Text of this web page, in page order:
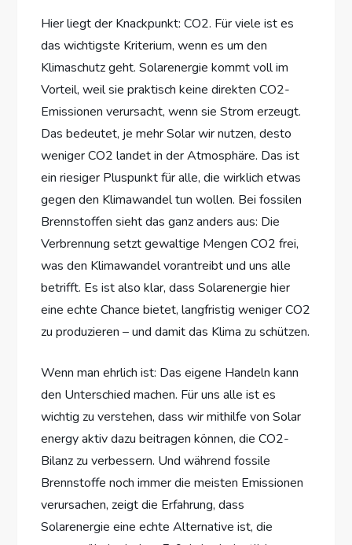
Hier liegt der Knackpunkt: CO2. Für viele ist es
das wichtigste Kriterium, wenn es um den
Klimaschutz geht. Solarenergie kommt voll im
Vorteil, weil sie praktisch keine direkten CO2-
Emissionen verursacht, wenn sie Strom erzeugt.
Das bedeutet, je mehr Solar wir nutzen, desto
weniger CO2 landet in der Atmosphäre. Das ist
ein riesiger Pluspunkt für alle, die wirklich etwas
gegen den Klimawandel tun wollen. Bei fossilen
Brennstoffen sieht das ganz anders aus: Die
Verbrennung setzt gewaltige Mengen CO2 frei,
was den Klimawandel vorantreibt und uns alle
betrifft. Es ist also klar, dass Solarenergie hier
eine echte Chance bietet, langfristig weniger CO2
zu produzieren – und damit das Klima zu schützen.
Wenn man ehrlich ist: Das eigene Handeln kann
den Unterschied machen. Für uns alle ist es
wichtig zu verstehen, dass wir mithilfe von Solar
energy aktiv dazu beitragen können, die CO2-
Bilanz zu verbessern. Und während fossile
Brennstoffe noch immer die meisten Emissionen
verursachen, zeigt die Erfahrung, dass
Solarenergie eine echte Alternative ist, die